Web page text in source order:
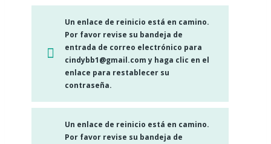
Un enlace de reinicio está en camino.
Por favor revise su bandeja de
entrada de correo electrónico para
cindybb1@gmail.com y haga clic en el
enlace para restablecer su
contraseña.
Un enlace de reinicio está en camino.
Por favor revise su bandeja de